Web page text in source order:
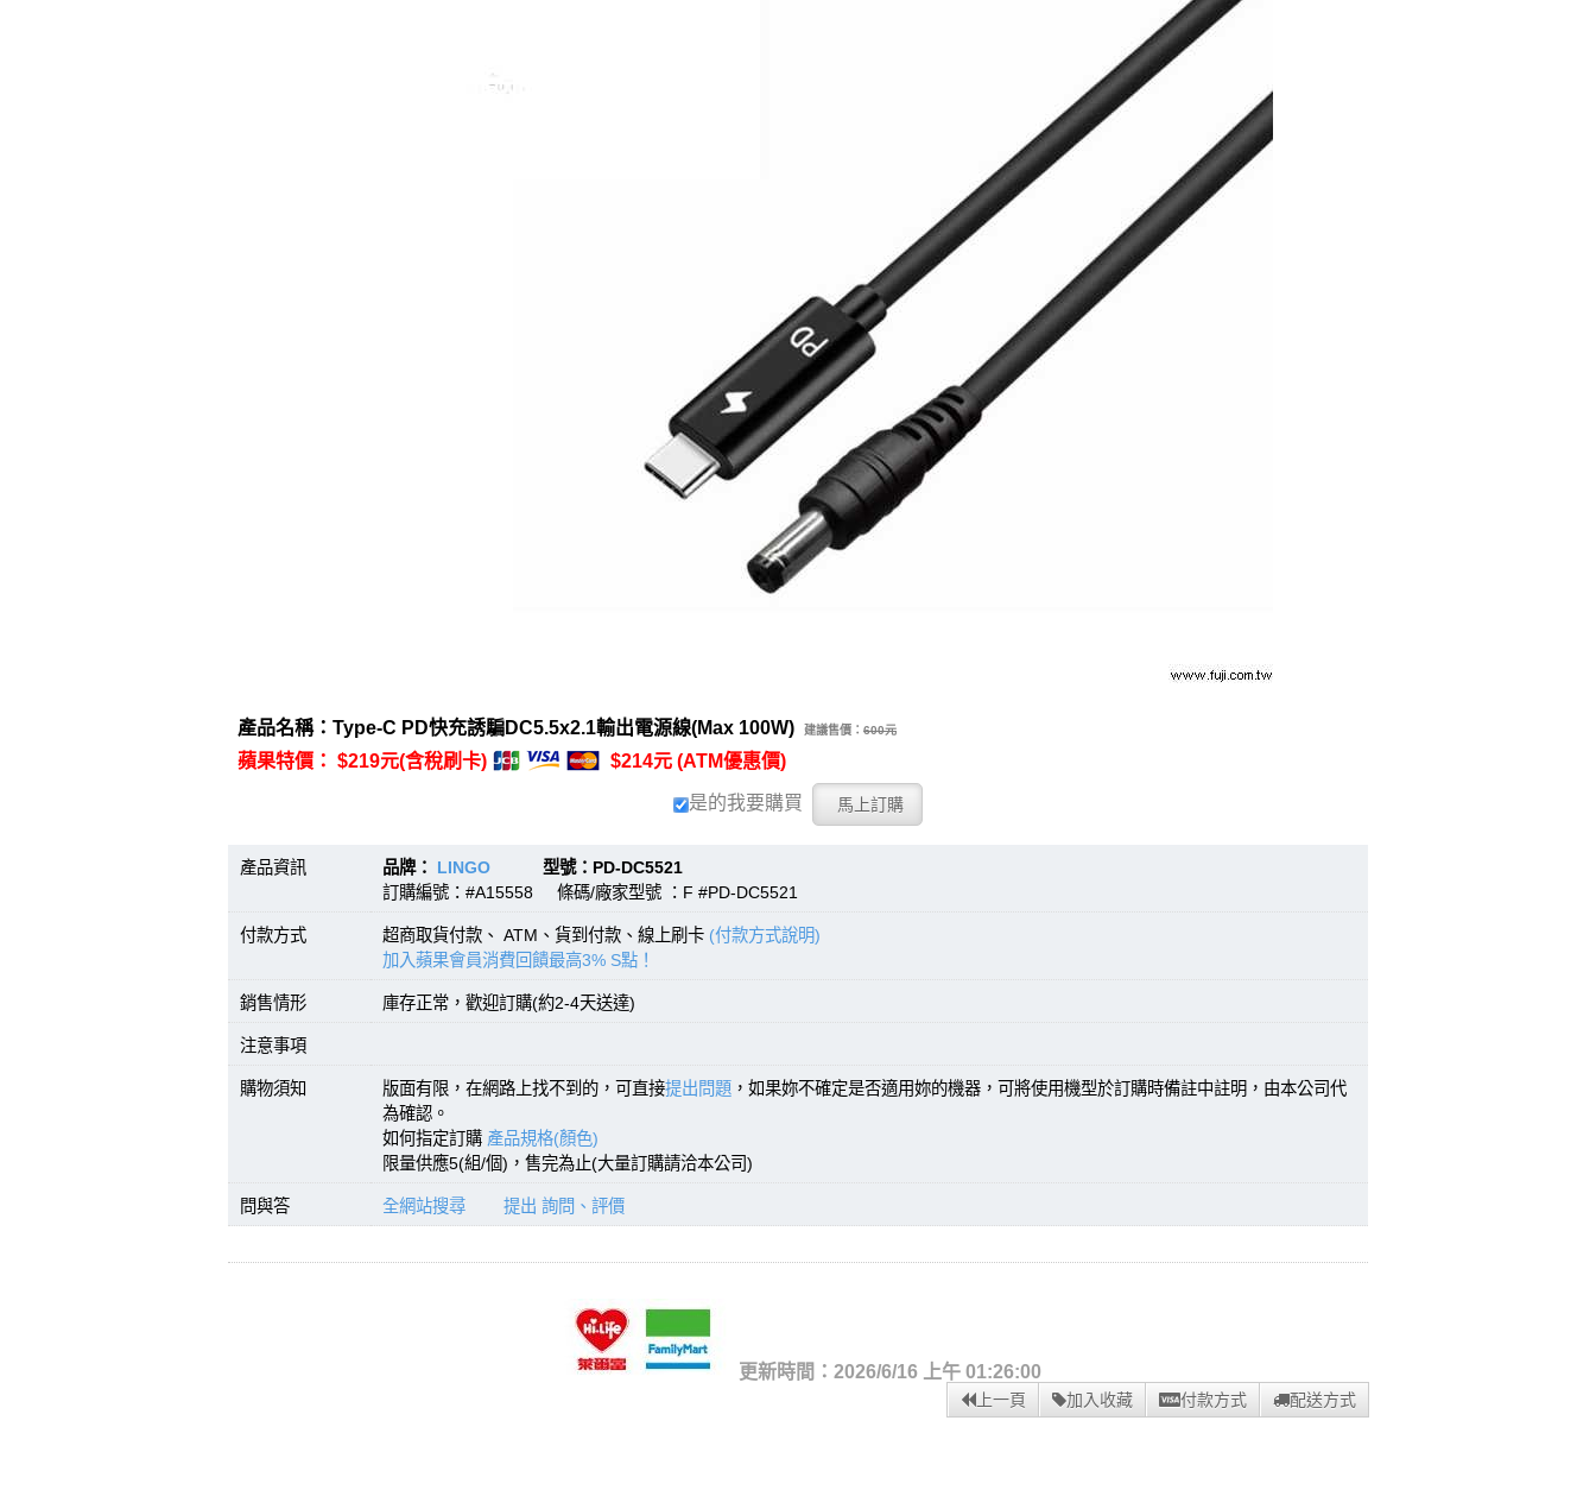
產品名稱：Type-C PD快充誘騙DC5.5x2.1輸出電源線(Max 100W) 建議售價： 600元
蘋果特價： $219元(含稅刷卡) $214元 (ATM優惠價)
是的我要購買
產品資訊 品牌： LINGO 型號：PD-DC5521
訂購編號：#A15558 條碼/廠家型號 ：F #PD-DC5521
付款方式 超商取貨付款、 ATM、貨到付款、線上刷卡 (付款方式說明)
加入蘋果會員消費回饋最高3% S點！
銷售情形 庫存正常，歡迎訂購(約2-4天送達)
注意事項
購物須知 版面有限，在網路上找不到的，可直接提出問題 ，如果妳不確定是否適用妳的機器，可將使用機型於訂購時備註中註明，由本公司代
為確認。
如何指定訂購 產品規格(顏色)
限量供應5(組/個)，售完為止(大量訂購請洽本公司)
問與答 全網站搜尋 提出 詢問、評價
更新時間：2026/6/16 上午 01:26:00
上一頁 加入收藏 付款方式 配送方式